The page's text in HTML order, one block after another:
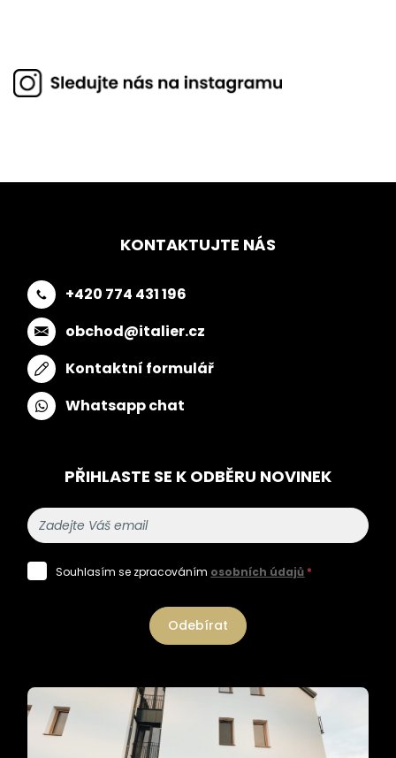
KONTAKTUJTE NÁS
+420 774 431 196
obchod@italier.cz
Kontaktní formulář
Whatsapp chat
PŘIHLASTE SE K ODBĚRU NOVINEK
Souhlasím se zpracováním osobních údajů *
Odebírat